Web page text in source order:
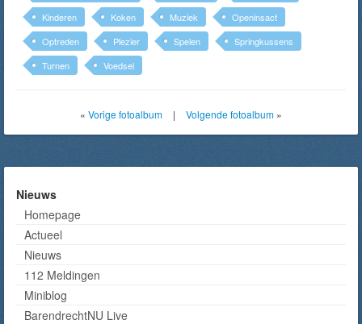
Kinderen
Koken Muziek
Openinsact
Optreden
Plezier Spelen
Springkussens
Turnen
Voedsel
« Vorige fotoalbum | Volgende fotoalbum »
Nieuws
Homepage
Actueel
Nieuws
112 Meldingen
Miniblog
BarendrechtNU Live